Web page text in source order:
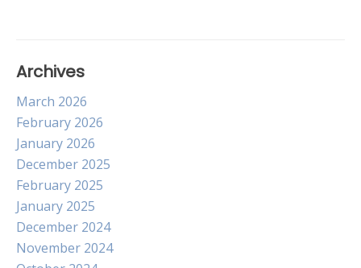
Archives
March 2026
February 2026
January 2026
December 2025
February 2025
January 2025
December 2024
November 2024